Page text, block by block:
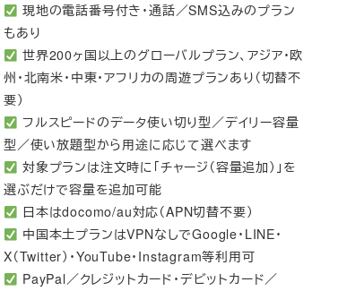
現地の電話番号付き・通話／SMS込みのプラン
もあり
世界200ヶ国以上のグローバルプラン、アジア・欧
州・北南米・中東・アフリカの周遊プランあり（切替不
要）
フルスピードのデータ使い切り型／デイリー容量
型／使い放題型から用途に応じて選べます
対象プランは注文時に「チャージ（容量追加）」を
選ぶだけで容量を追加可能
日本はdocomo/au対応（APN切替不要）
中国本土プランはVPNなしでGoogle・LINE・
X（Twitter）・YouTube・Instagram等利用可
PayPal／クレジットカード・デビットカード／